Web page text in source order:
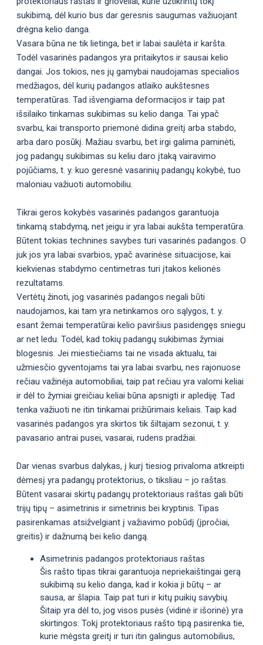
sukibimą, dėl kurio bus dar geresnis saugumas važiuojant
drėgna kelio danga.
Vasara būna ne tik lietinga, bet ir labai saulėta ir karšta.
Todėl vasarinės padangos yra pritaikytos ir sausai kelio
dangai. Jos tokios, nes jų gamybai naudojamas specialios
medžiagos, dėl kurių padangos atlaiko aukštesnes
temperatūras. Tad išvengiama deformacijos ir taip pat
išsilaiko tinkamas sukibimas su kelio danga. Tai ypač
svarbu, kai transporto priemonė didina greitį arba stabdo,
arba daro posūkį. Mažiau svarbu, bet irgi galima paminėti,
jog padangų sukibimas su keliu daro įtaką vairavimo
pojūčiams, t. y. kuo geresnė vasarinių padangų kokybė, tuo
maloniau važiuoti automobiliu.
Tikrai geros kokybės vasarinės padangos garantuoja
tinkamą stabdymą, net jeigu ir yra labai aukšta temperatūra.
Būtent tokias technines savybes turi vasarinės padangos. O
juk jos yra labai svarbios, ypač avarinėse situacijose, kai
kiekvienas stabdymo centimetras turi įtakos kelionės
rezultatams.
Vertėtų žinoti, jog vasarinės padangos negali būti
naudojamos, kai tam yra netinkamos oro sąlygos, t. y.
esant žemai temperatūrai kelio paviršius pasidengęs sniegu
ar net ledu. Todėl, kad tokių padangų sukibimas žymiai
blogesnis. Jei miestiečiams tai ne visada aktualu, tai
užmiesčio gyventojams tai yra labai svarbu, nes rajonuose
rečiau važinėja automobiliai, taip pat rečiau yra valomi keliai
ir dėl to žymiai greičiau keliai būna apsnigti ir aplediję. Tad
tenka važiuoti ne itin tinkamai prižiūrimais keliais. Taip kad
vasarinės padangos yra skirtos tik šiltajam sezonui, t. y.
pavasario antrai pusei, vasarai, rudens pradžiai.
Dar vienas svarbus dalykas, į kurį tiesiog privaloma atkreipti
dėmesį yra padangų protektorius, o tiksliau – jo raštas.
Būtent vasarai skirtų padangų protektoriaus raštas gali būti
trijų tipų – asimetrinis ir simetrinis bei kryptinis. Tipas
pasirenkamas atsižvelgiant į važiavimo pobūdį (įpročiai,
greitis) ir dažnumą bei kelio dangą.
Asimetrinis padangos protektoriaus raštas
Šis rašto tipas tikrai garantuoja nepriekaištingai gerą
sukibimą su kelio danga, kad ir kokia ji būtų – ar
sausa, ar šlapia. Taip pat turi ir kitų puikių savybių.
Šitaip yra dėl to, jog visos pusės (vidinė ir išorinė) yra
skirtingos. Tokį protektoriaus rašto tipą pasirenka tie,
kurie mėgsta greitį ir turi itin galingus automobilius,